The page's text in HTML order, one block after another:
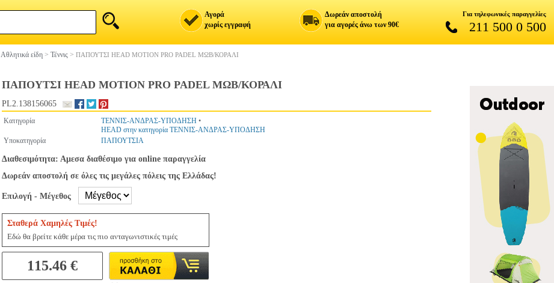
Αγορά
χωρίς εγγραφή
Δωρεάν αποστολή
για αγορές άνω των 90€
Για τηλεφωνικές παραγγελίες
211 500 0 500
Αθλητικά είδη > Τέννις > ΠΑΠΟΥΤΣΙ HEAD MOTION PRO PADEL ΜΩΒ/ΚΟΡΑΛΙ
ΠΑΠΟΥΤΣΙ HEAD MOTION PRO PADEL ΜΩΒ/ΚΟΡΑΛΙ
PL2.138156065
Κατηγορία ΤΕΝΝΙΣ-ΑΝΔΡΑΣ-ΥΠΟΔΗΣΗ •
HEAD στην κατηγορία ΤΕΝΝΙΣ-ΑΝΔΡΑΣ-ΥΠΟΔΗΣΗ
Υποκατηγορία
ΠΑΠΟΥΤΣΙΑ
Διαθεσιμότητα: Αμεσα διαθέσιμο για online παραγγελία
Δωρεάν αποστολή σε όλες τις μεγάλες πόλεις της Ελλάδας!
Επιλογή - Μέγεθος
Σταθερά Χαμηλές Τιμές!
Εδώ θα βρείτε κάθε μέρα τις πιο ανταγωνιστικές τιμές
115.46 €